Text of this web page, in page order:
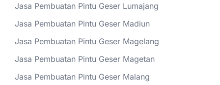
Jasa Pembuatan Pintu Geser Lumajang
Jasa Pembuatan Pintu Geser Madiun
Jasa Pembuatan Pintu Geser Magelang
Jasa Pembuatan Pintu Geser Magetan
Jasa Pembuatan Pintu Geser Malang